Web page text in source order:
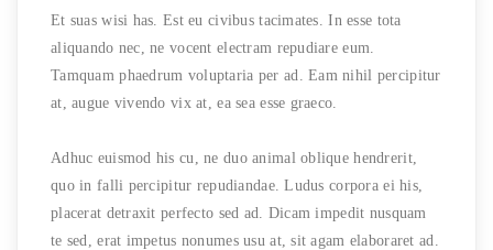
Et suas wisi has. Est eu civibus tacimates. In esse tota
aliquando nec, ne vocent electram repudiare eum.
Tamquam phaedrum voluptaria per ad. Eam nihil percipitur
at, augue vivendo vix at, ea sea esse graeco.
Adhuc euismod his cu, ne duo animal oblique hendrerit,
quo in falli percipitur repudiandae. Ludus corpora ei his,
placerat detraxit perfecto sed ad. Dicam impedit nusquam
te sed, erat impetus nonumes usu at, sit agam elaboraret ad.